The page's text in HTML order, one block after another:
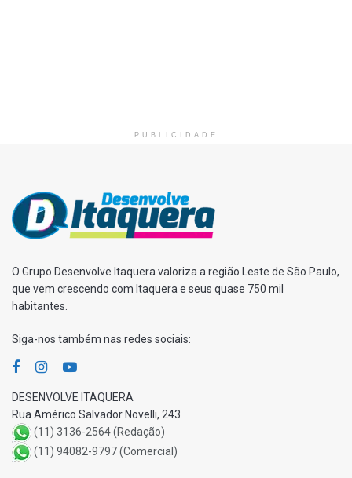
PUBLICIDADE
O Grupo Desenvolve Itaquera valoriza a região Leste de São Paulo,
que vem crescendo com Itaquera e seus quase 750 mil
habitantes.
Siga-nos também nas redes sociais:
DESENVOLVE ITAQUERA
Rua Américo Salvador Novelli, 243
(11) 3136-2564 (Redação)
(11) 94082-9797 (Comercial)